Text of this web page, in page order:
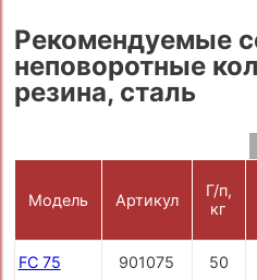
Рекомендуемые
неповоротные
резина, сталь
Модель Артикул
Г/п,
кг
FC 75 901075 50